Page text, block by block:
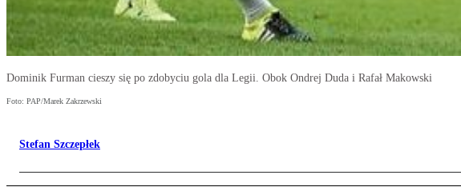
Dominik Furman cieszy się po zdobyciu gola dla Legii. Obok Ondrej Duda i Rafał Makowski
Foto: PAP/Marek Zakrzewski
Stefan Szczepłek